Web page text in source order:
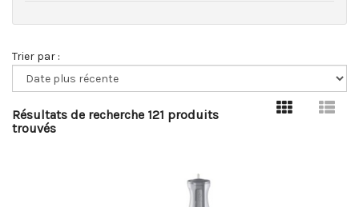
Trier par :
Résultats de recherche 121 produits
trouvés